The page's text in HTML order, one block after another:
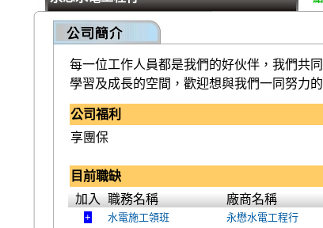
每一位工作人員都是我們的好伙伴，我們共
學習及成長的空間，歡迎想與我們一同努力
公司福利
享團保
目前職缺
加入 職務名稱 廠商名稱
水電施工領班 永懋水電工程行